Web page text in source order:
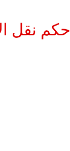
حكم نقل